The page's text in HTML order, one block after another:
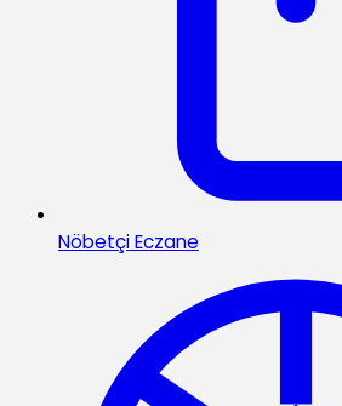
Nöbetçi Eczane